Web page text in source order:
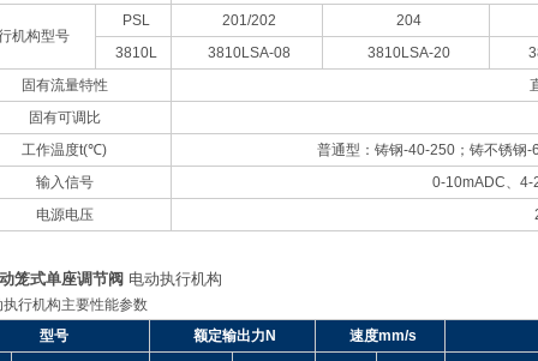
机构型号
PSL 201/202
204
3810L
3810LSA-08 3810LSA-20
固有流量特性
固有可调比
工作温度t(℃)
普通型：铸钢-40-250；铸不锈钢
输入信号
0-10mADC、4-
电源电压
笼式单座调节阀 电动执行机构
执行机构主要性能参数
型号
额定输出力N
速度mm/s